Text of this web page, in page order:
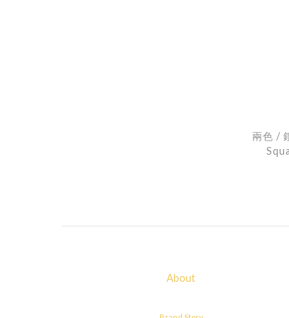
兩色 /
About